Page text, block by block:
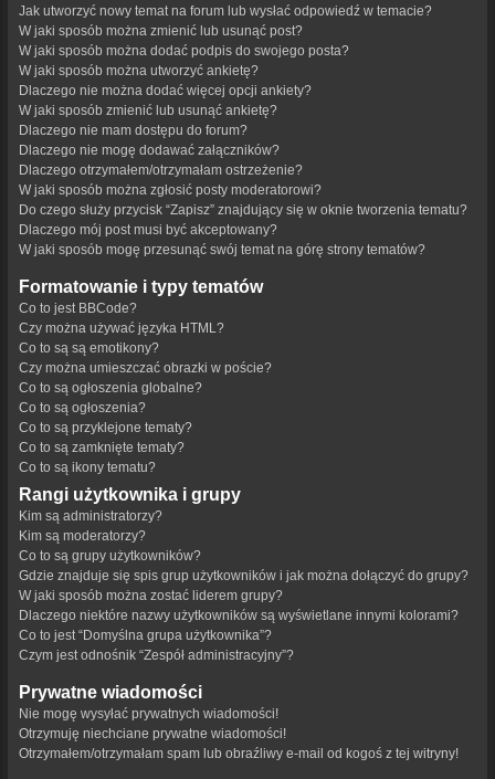
Jak utworzyć nowy temat na forum lub wysłać odpowiedź w temacie?
W jaki sposób można zmienić lub usunąć post?
W jaki sposób można dodać podpis do swojego posta?
W jaki sposób można utworzyć ankietę?
Dlaczego nie można dodać więcej opcji ankiety?
W jaki sposób zmienić lub usunąć ankietę?
Dlaczego nie mam dostępu do forum?
Dlaczego nie mogę dodawać załączników?
Dlaczego otrzymałem/otrzymałam ostrzeżenie?
W jaki sposób można zgłosić posty moderatorowi?
Do czego służy przycisk “Zapisz” znajdujący się w oknie tworzenia tematu?
Dlaczego mój post musi być akceptowany?
W jaki sposób mogę przesunąć swój temat na górę strony tematów?
Formatowanie i typy tematów
Co to jest BBCode?
Czy można używać języka HTML?
Co to są są emotikony?
Czy można umieszczać obrazki w poście?
Co to są ogłoszenia globalne?
Co to są ogłoszenia?
Co to są przyklejone tematy?
Co to są zamknięte tematy?
Co to są ikony tematu?
Rangi użytkownika i grupy
Kim są administratorzy?
Kim są moderatorzy?
Co to są grupy użytkowników?
Gdzie znajduje się spis grup użytkowników i jak można dołączyć do grupy?
W jaki sposób można zostać liderem grupy?
Dlaczego niektóre nazwy użytkowników są wyświetlane innymi kolorami?
Co to jest “Domyślna grupa użytkownika”?
Czym jest odnośnik “Zespół administracyjny”?
Prywatne wiadomości
Nie mogę wysyłać prywatnych wiadomości!
Otrzymuję niechciane prywatne wiadomości!
Otrzymałem/otrzymałam spam lub obraźliwy e-mail od kogoś z tej witryny!